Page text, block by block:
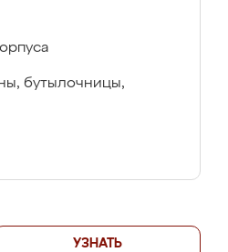
бутылочницы,
УЗНАТЬ